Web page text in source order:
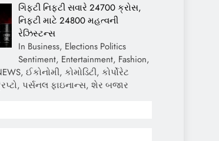
ગિફ્ટી નિફ્ટી સવારે 24700 ક્રોસ,
નિફ્ટી માટે 24800 મહત્વની
રેઝિસ્ટન્સ
In Business, Elections Politics
Sentiment, Entertainment, Fashion,
ઈકોનોમી, કોમોડિટી, કોર્પોરેટ
પર્સનલ ફાઇનાન્સ, શેર બજાર